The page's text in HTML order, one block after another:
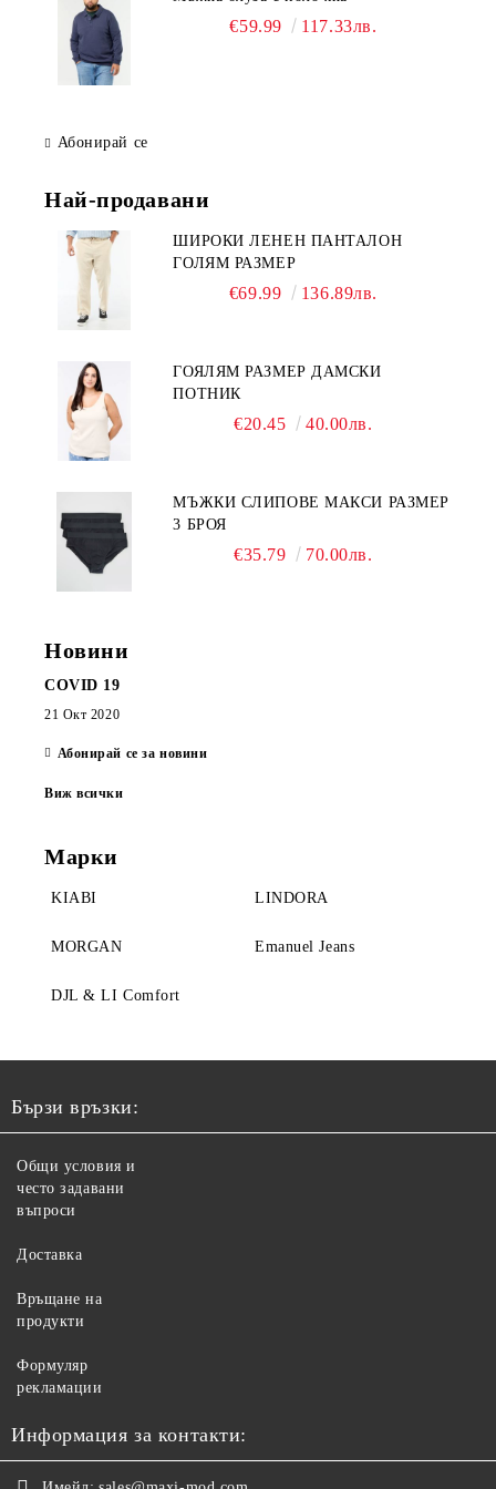
€59.99 117.33лв.
Абонирай се
Най-продавани
ШИРОКИ ЛЕНЕН ПАНТАЛОН
ГОЛЯМ РАЗМЕР
€69.99 136.89лв.
ГОЯЛЯМ РАЗМЕР ДАМСКИ
ПОТНИК
€20.45 40.00лв.
МЪЖКИ СЛИПОВЕ МАКСИ РАЗМЕР
3 БРОЯ
€35.79 70.00лв.
Новини
COVID 19
21 Окт 2020
Абонирай се за новини
Виж всички
Марки
KIABI LINDORA
MORGAN Emanuel Jeans
DJL & LI Comfort
Бързи връзки:
Общи условия и
често задавани
въпроси
Доставка
Връщане на
продукти
Формуляр
рекламации
Информация за контакти: